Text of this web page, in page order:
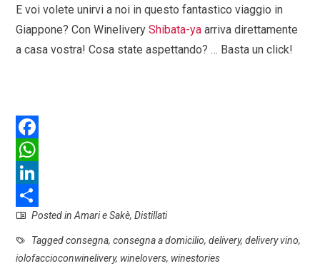
E voi volete unirvi a noi in questo fantastico viaggio in
Giappone? Con WineliveryShibata-ya arriva direttamente
a casa vostra! Cosa state aspettando? … Basta un click!
F
a
c
e
b
W
h
a
t
L
i
n
S
h
Posted inAmari e Sakè,Distillati
Taggedconsegna,consegna a domicilio,delivery,delivery vino,
iolofaccioconwinelivery, winelovers, winestories